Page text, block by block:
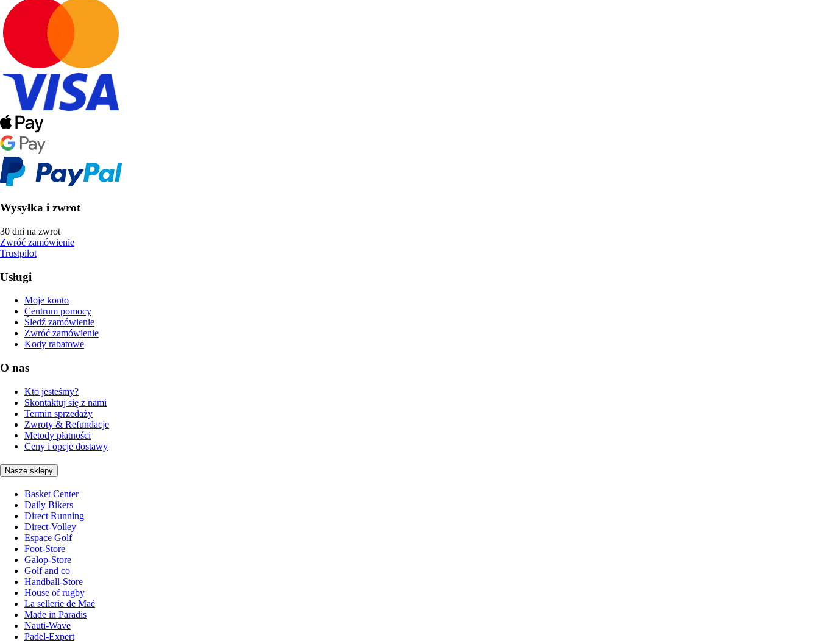
Wysyłka i zwrot
30 dni na zwrot
Zwróć zamówienie
Trustpilot
Usługi
Moje konto
Centrum pomocy
Śledź zamówienie
Zwróć zamówienie
Kody rabatowe
O nas
Kto jesteśmy?
Skontaktuj się z nami
Termin sprzedaży
Zwroty & Refundacje
Metody płatności
Ceny i opcje dostawy
Nasze sklepy
Basket Center
Daily Bikers
Direct Running
Direct-Volley
Espace Golf
Foot-Store
Galop-Store
Golf and co
Handball-Store
House of rugby
La sellerie de Maé
Made in Paradis
Nauti-Wave
Padel-Expert